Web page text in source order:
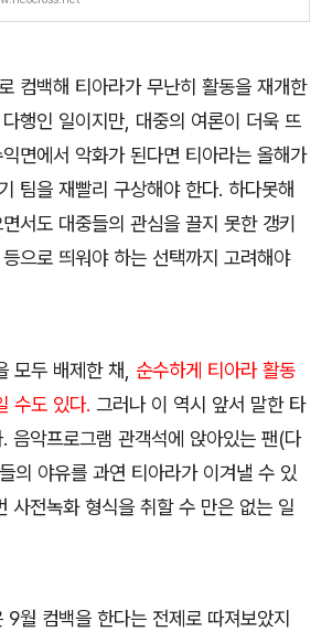
컴백해 티아라가 무난히 활동을 재개한
행인 일이지만, 대중의 여론이 더욱 뜨
면에서 악화가 된다면 티아라는 올해가
팀을 재빨리 구상해야 한다. 하다못해
서도 대중들의 관심을 끌지 못한 갱키
으로 띄워야 하는 선택까지 고려해야
모두 배제한 채, 순수하게 티아라 활동
수도 있다. 그러나 이 역시 앞서 말한 타
음악프로그램 관객석에 앉아있는 팬(다
의 야유를 과연 티아라가 이겨낼 수 있
사전녹화 형식을 취할 수 만은 없는 일
9월 컴백을 한다는 전제로 따져보았지